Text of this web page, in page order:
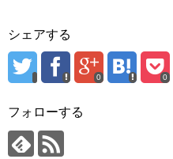
シェアする
0 0
フォローする